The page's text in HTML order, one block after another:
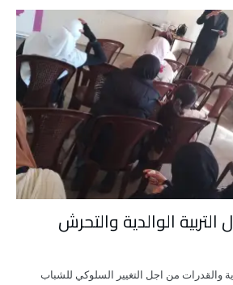
الوالدية والتحرش
والقدرات من اجل التغيير السلوكي للشباب